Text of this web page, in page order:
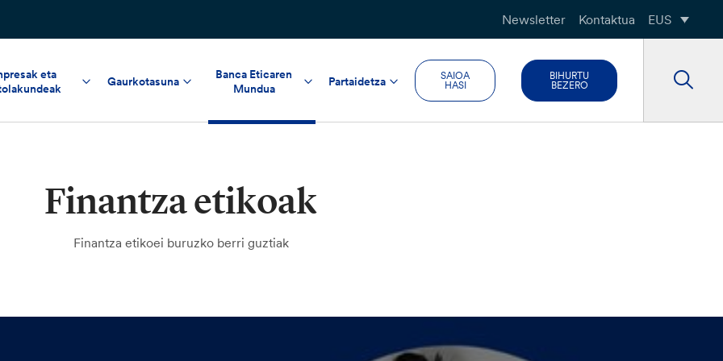
Newsletter Kontaktua EUS
eta
Gaurkotasuna
Banca Eticaren
Mundua
Partaidetza
SAIOA
HASI
BIHURTU
BEZERO
Finantza etikoak
Finantza etikoei buruzko berri guztiak